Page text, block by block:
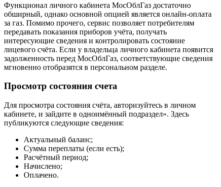
Функционал личного кабинета МосОблГаз достаточно
обширный, однако основной опцией является онлайн-оплата
за газ. Помимо прочего, сервис позволяет потребителям
передавать показания приборов учёта, получать
интересующие сведения и контролировать состояние
лицевого счёта. Если у владельца личного кабинета появится
задолженность перед МосОблГаз, соответствующие сведения
мгновенно отобразятся в персональном разделе.
Просмотр состояния счета
Для просмотра состояния счёта, авторизуйтесь в личном
кабинете, и зайдите в одноимённый подраздел». Здесь
публикуются следующие сведения:
Актуальный баланс;
Сумма переплаты (если есть);
Расчётный период;
Начислено;
Оплачено.